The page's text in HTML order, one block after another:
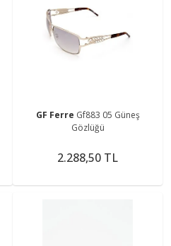
GF Ferre Gf883 05 Güneş
Gözlüğü
2.288,50 TL